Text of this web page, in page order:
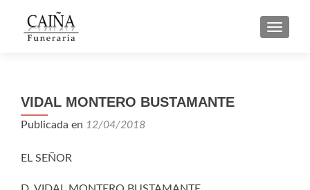
VIDAL MONTERO BUSTAMANTE
Publicada en 12/04/2018
EL SEÑOR